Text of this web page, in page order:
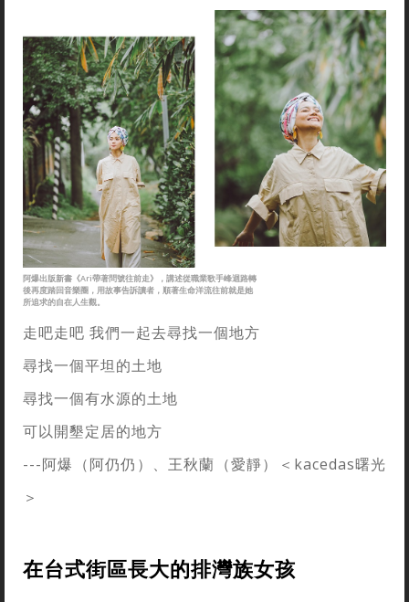
阿爆出版新書《Ari帶著問號往前走》，講述從職業歌手峰迴路轉
後再度踏回音樂圈，用故事告訴讀者，順著生命洋流往前就是她
所追求的自在人生觀。
走吧走吧 我們一起去尋找一個地方
尋找一個平坦的土地
尋找一個有水源的土地
可以開墾定居的地方
---阿爆（阿仍仍）、王秋蘭（愛靜）＜kacedas曙光
＞
在台式街區長大的排灣族女孩